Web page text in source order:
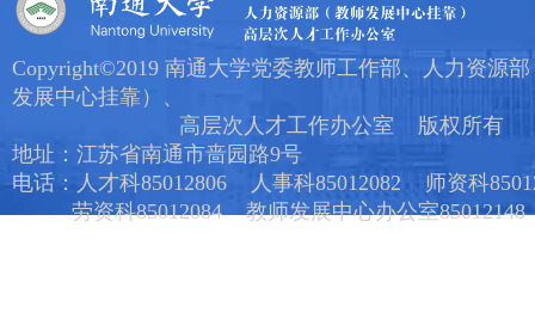
Copyright©2019 南通大学党委教师工作部、人力资源
发展中心挂靠）、
高层次人才工作办公室 版权所有
地址：江苏省南通市啬园路9号
电话：人才科85012806 人事科85012082 师资科
劳资科85012084 教师发展中心办公室85012148